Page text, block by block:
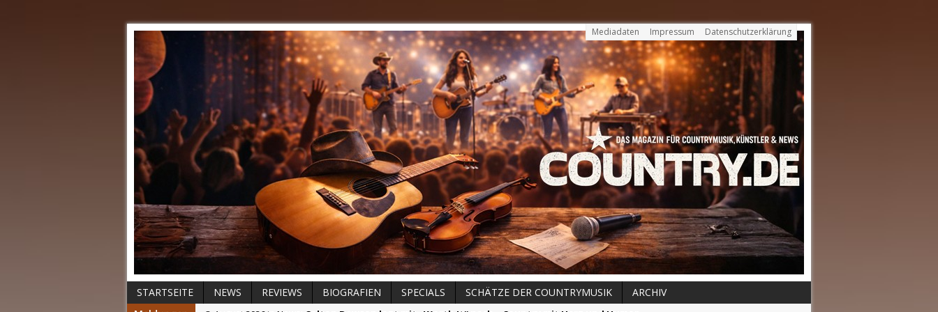
Mediadaten Impressum Datenschutzerklärung
STARTSEITE NEWS REVIEWS BIOGRAFIEN SPECIALS SCHÄTZE DER COUNTRYMUSIK
ARCHIV